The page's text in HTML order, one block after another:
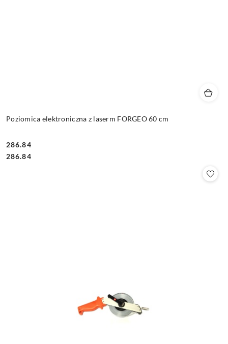
Poziomica elektroniczna z laserm FORGEO 60 cm
Cena:
286.84
Cena:
286.84